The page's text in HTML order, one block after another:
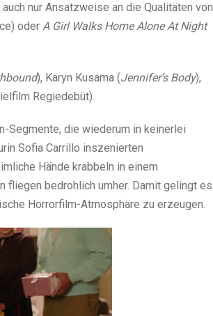
nur Ansatzweise an die Qualitäten von
oder A Girl Walks Home Alone At Night
), Karyn Kusama (Jennifer’s Body),
Regiedebüt).
Segmente, die wiederum in keinerlei
Sofia Carrillo inszenierten
Hände krabbeln in einem
fliegen bedrohlich umher. Damit gelingt es
Horrorfilm-Atmosphäre zu erzeugen.